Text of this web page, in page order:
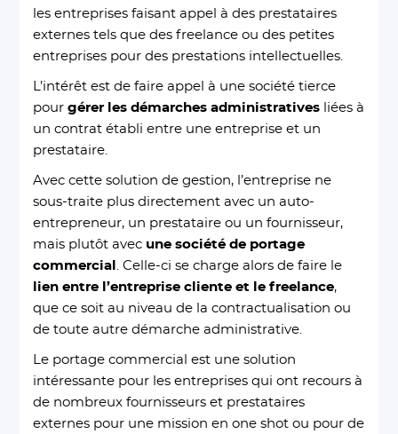
les entreprises faisant appel à des prestataires
externes tels que des freelance ou des petites
entreprises pour des prestations intellectuelles.
L’intérêt est de faire appel à une société tierce
pourgérer les démarches administratives liées à
un contrat établi entre une entreprise et un
prestataire.
Avec cette solution de gestion, l’entreprise ne
sous-traite plus directement avec un auto-
entrepreneur, un prestataire ou un fournisseur,
mais plutôt avec une société de portage
commercial
. Celle-ci se charge alors de faire le
lien entre l’entreprise cliente et le freelance,
que ce soit au niveau de la contractualisation ou
de toute autre démarche administrative.
Le portage commercial est une solution
intéressante pour les entreprises qui ont recours à
de nombreux fournisseurs et prestataires
externes pour une mission en one shot ou pour de